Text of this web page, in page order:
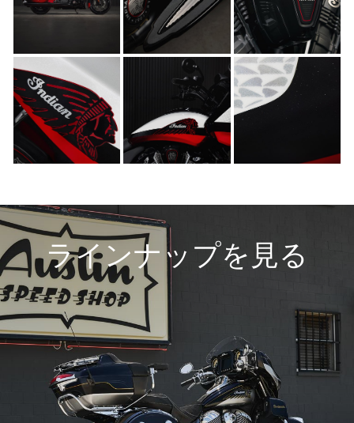
ラインナップを見る